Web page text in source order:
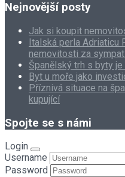
Nejnovější posty
Jak si koupit
Italská perla Adriaticu
nemovitosti za
Španělský trh s byty
Byt u moře jako
Příznivá situace na
kupující
Spojte se s námi
Login
Username
Password